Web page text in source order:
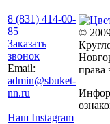
8 (831) 414-00-
85
Заказать
звонок
Email:
admin@sbuket-
nn.ru
Наш Instagram
©
права